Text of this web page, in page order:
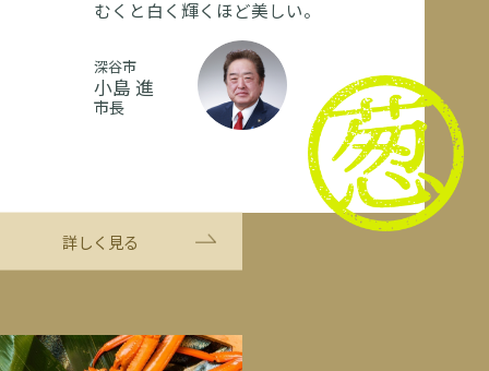
むくと白く輝くほど美しい。
深谷市
小島 進
市長
詳しく見る